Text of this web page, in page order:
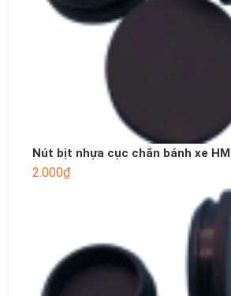
Nút bịt nhựa cục chắn bánh xe
2.000₫